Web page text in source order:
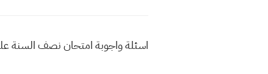
اسئلة واجوبة امتحان نصف السنة